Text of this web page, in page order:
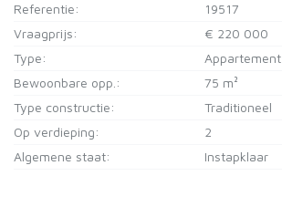
Referentie:
19517
Vraagprijs:
€ 220 000
Type:
Appartement
Bewoonbare opp.:
75 m²
Type constructie:
Traditioneel
Op verdieping:
2
Algemene staat:
Instapklaar